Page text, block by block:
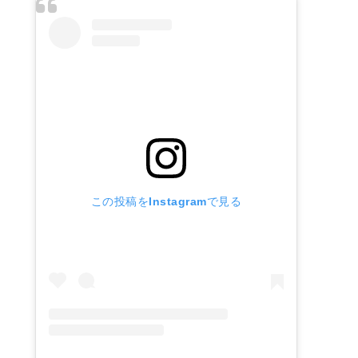
この投稿をInstagramで見る